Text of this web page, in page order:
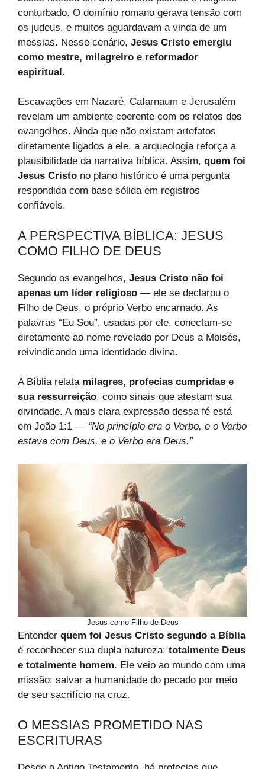
conturbado. O domínio romano gerava tensão com
os judeus, e muitos aguardavam a vinda de um
messias. Nesse cenário, Jesus Cristo emergiu
como mestre, milagreiro e reformador
espiritual.
Escavações em Nazaré, Cafarnaum e Jerusalém
revelam um ambiente coerente com os relatos dos
evangelhos. Ainda que não existam artefatos
diretamente ligados a ele, a arqueologia reforça a
plausibilidade da narrativa bíblica. Assim, quem foi
Jesus Cristo no plano histórico é uma pergunta
respondida com base sólida em registros
confiáveis.
A PERSPECTIVA BÍBLICA: JESUS
COMO FILHO DE DEUS
Segundo os evangelhos, Jesus Cristo não foi
apenas um líder religioso — ele se declarou o
Filho de Deus, o próprio Verbo encarnado. As
palavras “Eu Sou”, usadas por ele, conectam-se
diretamente ao nome revelado por Deus a Moisés,
reivindicando uma identidade divina.
A Bíblia relata milagres, profecias cumpridas e
sua ressurreição, como sinais que atestam sua
divindade. A mais clara expressão dessa fé está
em João 1:1 — “No princípio era o Verbo, e o Verbo
estava com Deus, e o Verbo era Deus.”
Jesus como Filho de Deus
Entender quem foi Jesus Cristo segundo a Bíblia
é reconhecer sua dupla natureza: totalmente Deus
e totalmente homem. Ele veio ao mundo com uma
missão: salvar a humanidade do pecado por meio
de seu sacrifício na cruz.
O MESSIAS PROMETIDO NAS
ESCRITURAS